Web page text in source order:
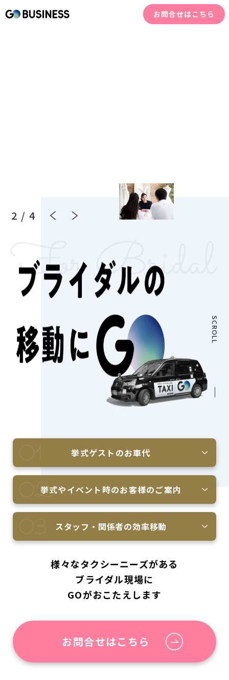
お問合せはこちら
SCROLL
2 / 4
挙式ゲストのお車代
挙式やイベント時のお客様のご案内
スタッフ・関係者の効率移動
様々なタクシーニーズがある
ブライダル現場に
GOがおこたえします
お問合せはこちら
お申し込み お問合せ